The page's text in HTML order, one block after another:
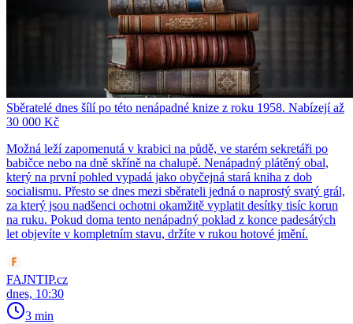
Sběratelé dnes šílí po této nenápadné knize z roku 1958. Nabízejí až
30 000 Kč
Možná leží zapomenutá v krabici na půdě, ve starém sekretáři po
babičce nebo na dně skříně na chalupě. Nenápadný plátěný obal,
který na první pohled vypadá jako obyčejná stará kniha z dob
socialismu. Přesto se dnes mezi sběrateli jedná o naprostý svatý grál,
za který jsou nadšenci ochotni okamžitě vyplatit desítky tisíc korun
na ruku. Pokud doma tento nenápadný poklad z konce padesátých
let objevíte v kompletním stavu, držíte v rukou hotové jmění.
FAJNTIP.cz
dnes, 10:30
3 min